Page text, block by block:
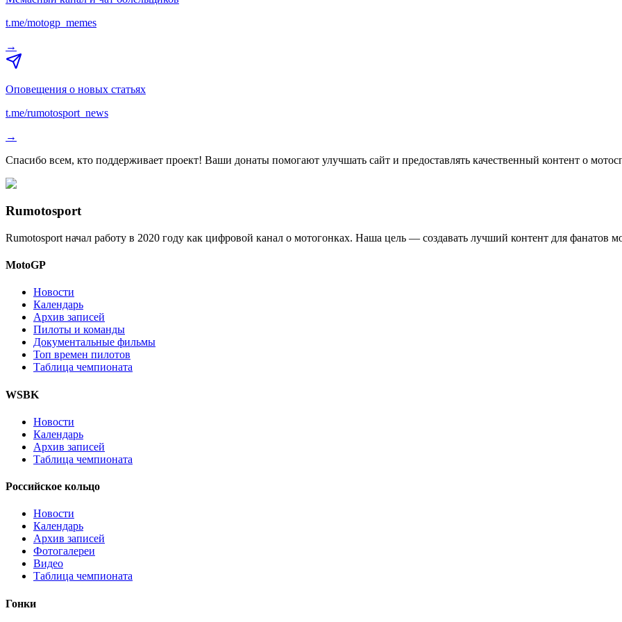
t.me/motogp_memes
→
Оповещения о новых статьях
t.me/rumotosport_news
→
Спасибо всем, кто поддерживает проект! Ваши донаты помогают улучшать сайт и предоставлять качественный контент о
Rumotosport
Rumotosport начал работу в 2020 году как цифровой канал о мотогонках. Наша цель — создавать лучший контент для фанатов
MotoGP
Новости
Календарь
Архив записей
Пилоты и команды
Документальные фильмы
Топ времен пилотов
Таблица чемпионата
WSBK
Новости
Календарь
Архив записей
Таблица чемпионата
Российское кольцо
Новости
Календарь
Архив записей
Фотогалереи
Видео
Таблица чемпионата
Гонки